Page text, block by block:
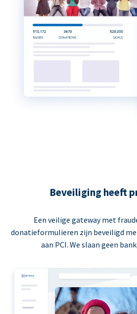
Beveiliging heeft
Een veilige gateway met
donatieformulieren zijn beveiligd
aan PCI. We slaan geen